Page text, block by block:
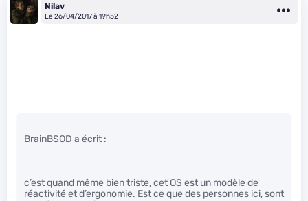
Nilav
Le 26/04/2017 à 19h52
BrainBSOD a écrit :
c’est quand même bien triste, cet OS est un modèle de
réactivité et d’ergonomie. Est ce que des personnes ici, sont